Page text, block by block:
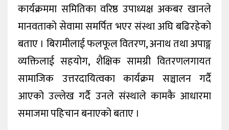
कार्यक्रममा समितिका वरिष्ठ उपाध्यक्ष अकबर खानले
मानवताको सेवामा समर्पित भएर संस्था अघि बढिरहेको
बताए । बिरामीलाई फलफूल वितरण, अनाथ तथा अपाङ्ग
व्यक्तिलाई सहयोग, शैक्षिक सामग्री वितरणलगायत
सामाजिक उत्तरदायित्वका कार्यक्रम सञ्चालन गर्दै
आएको उल्लेख गर्दै उनले संस्थाले कामकै आधारमा
समाजमा पहिचान बनाएको बताए ।